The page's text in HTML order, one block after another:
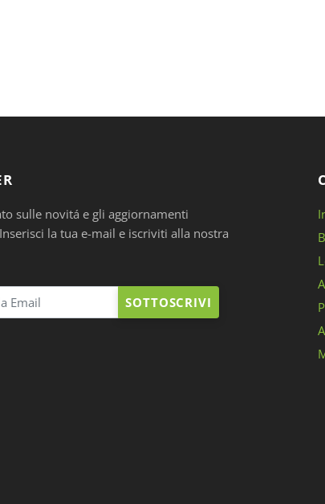
sulle novitá e gli aggiornamenti
la tua e-mail e iscriviti alla nostra
SOTTOSCRIVI